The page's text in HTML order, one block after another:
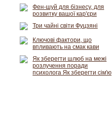
Фен-шуй для бізнесу, для
розвитку вашої кар'єри
Три чайні світи Фуцзяні
Ключові фактори, що
впливають на смак кави
Як зберегти шлюб на межі
розлучення поради
психолога Як зберегти сім'ю